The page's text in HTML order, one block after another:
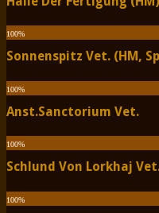
100%
Sonnenspitz Vet. (HM,
100%
Anst.Sanctorium Vet.
100%
Schlund Von Lorkhaj
100%